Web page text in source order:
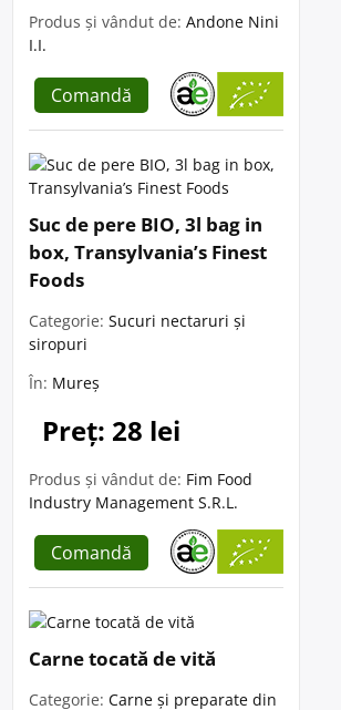
Produs și vândut de: Andone Nini
I.I.
Comandă
Suc de pere BIO, 3l bag in
box, Transylvania’s Finest
Foods
Categorie: Sucuri nectaruri și
siropuri
În: Mureș
Preț: 28 lei
Produs și vândut de: Fim Food
Industry Management S.R.L.
Comandă
Carne tocată de vită
Categorie: Carne și preparate din